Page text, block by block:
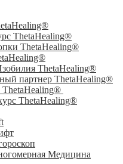
ThetaHealing®
ThetaHealing®
ThetaHealing®
партнер ThetaHealing®
ThetaHealing®
ThetaHealing®
Медицина